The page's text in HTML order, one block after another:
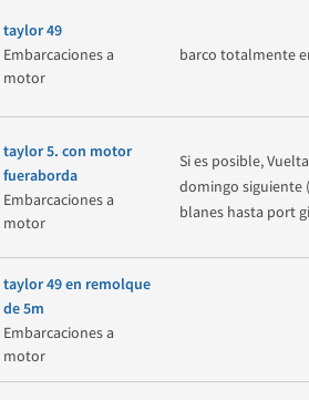
taylor 49
Embarcaciones a
motor
barco totalmente
taylor 5. con motor
fueraborda
Embarcaciones a
motor
Si es posible,
domingo siguiente
blanes hasta port
taylor 49 en remolque
de 5m
Embarcaciones a
motor